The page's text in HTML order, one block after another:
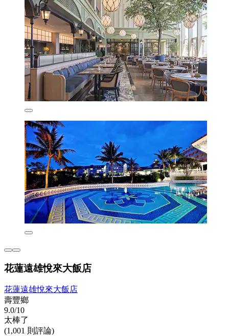
花蓮遠雄悅來大飯店
花蓮遠雄悅來大飯店
壽豐鄉
9.0/10
太棒了
(1,001 則評論)